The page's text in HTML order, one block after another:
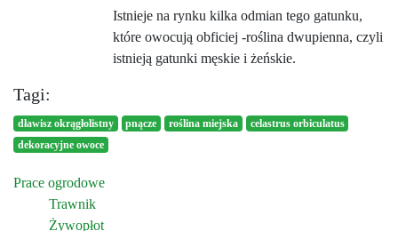
Istnieje na rynku kilka odmian tego gatunku,
które owocują obficiej -roślina dwupienna, czyli
istnieją gatunki męskie i żeńskie.
Tagi:
dławisz okrągłolistny pnącze roślina miejska
celastrus orbiculatus
dekoracyjne owoce
Prace ogrodowe
Trawnik
Żywopłot